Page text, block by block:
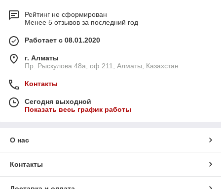
Рейтинг не сформирован
Менее 5 отзывов за последний год
Работает с 08.01.2020
г. Алматы
Пр. Рыскулова 48а, оф 211, Алматы, Казахстан
Контакты
Сегодня выходной
Показать весь график работы
О нас
Контакты